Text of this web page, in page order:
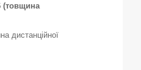
(товщина
дистанційної